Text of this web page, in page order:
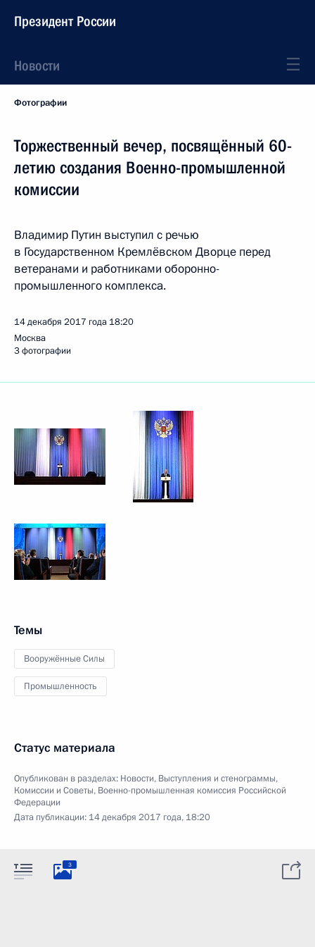
Президент России
Новости
Фотографии
Торжественный вечер, посвящённый 60-
летию создания Военно-промышленной
комиссии
Владимир Путин выступил с речью
в Государственном Кремлёвском Дворце перед
ветеранами и работниками оборонно-
промышленного комплекса.
14 декабря 2017 года 18:20
Москва
3 фотографии
Темы
Вооружённые Силы
Промышленность
Статус материала
Опубликован в разделах: Новости, Выступления и стенограммы,
Комиссии и Советы, Военно-промышленная комиссия Российской
Федерации
Дата публикации: 14 декабря 2017 года, 18:20
3